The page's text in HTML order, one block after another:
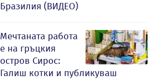
Бразилия (ВИДЕО)
Мечтаната работа
е на гръцкия
остров Сирос:
Галиш котки и публикуваш